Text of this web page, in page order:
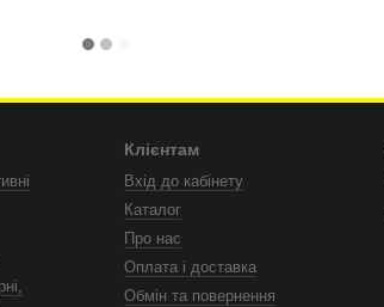
Клієнтам
Вхід до кабінету
Каталог
Про нас
Оплата і доставка
Обмін та повернення